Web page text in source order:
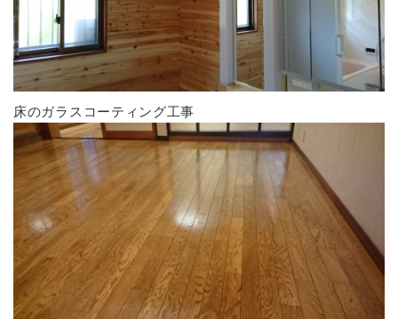
床のガラスコーティング工事